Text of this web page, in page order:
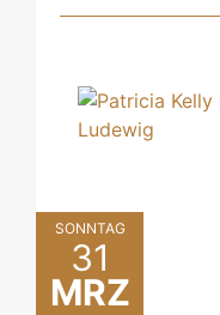
SONNTAG
31
MRZ